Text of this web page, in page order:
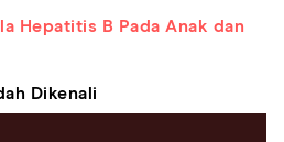
Hepatitis B Pada Anak dan
Dikenali